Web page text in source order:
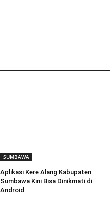
SUMBAWA
Aplikasi Kere Alang Kabupaten
Sumbawa Kini Bisa Dinikmati di
Android